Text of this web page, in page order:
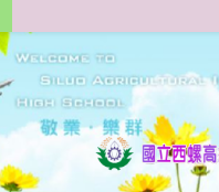
轉
至
要
容